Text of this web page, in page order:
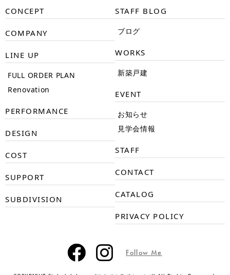
CONCEPT
COMPANY
LINE UP
FULL ORDER PLAN
Renovation
PERFORMANCE
DESIGN
COST
SUPPORT
SUBDIVISION
STAFF BLOG
ブログ
WORKS
新築戸建
EVENT
お知らせ
見学会情報
STAFF
CONTACT
CATALOG
PRIVACY POLICY
Follow Me